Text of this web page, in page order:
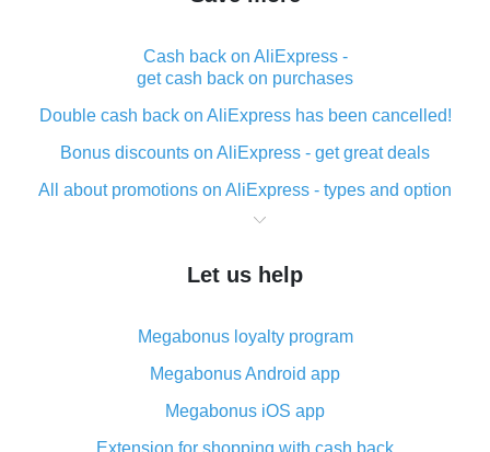
Cash back on AliExpress -
get cash back on purchases
Double cash back on AliExpress has been cancelled!
Bonus discounts on AliExpress - get great deals
All about promotions on AliExpress - types and option
What is cash back when making purchases on
The best place to download cash back for AliExpress
What is the AliExpress cash back plugin and what are
its advantages
Cash back from the AliExpress mobile app -
advantages of the plugin
Let us help
Megabonus loyalty program
Megabonus Android app
Megabonus iOS app
Extension for shopping with cash back